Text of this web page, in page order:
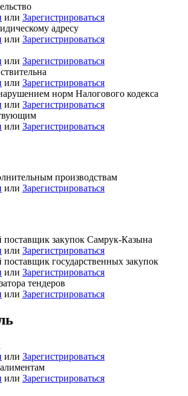
или Зарегистрироваться
адресу
или Зарегистрироваться
или Зарегистрироваться
или Зарегистрироваться
норм Налогового кодекса
или Зарегистрироваться
или Зарегистрироваться
производствам
или Зарегистрироваться
поставщик закупок Самрук-Казына
или Зарегистрироваться
государственных закупок
или Зарегистрироваться
тендеров
или Зарегистрироваться
или Зарегистрироваться
или Зарегистрироваться